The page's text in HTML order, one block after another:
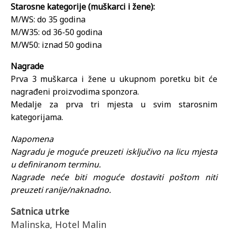
Starosne kategorije (muškarci i žene):
M/WS: do 35 godina
M/W35: od 36-50 godina
M/W50: iznad 50 godina
Nagrade
Prva 3 muškarca i žene u ukupnom poretku bit će
nagrađeni proizvodima sponzora.
Medalje za prva tri mjesta u svim starosnim
kategorijama.
Napomena
Nagradu je moguće preuzeti isključivo na licu mjesta
u definiranom terminu.
Nagrade neće biti moguće dostaviti poštom niti
preuzeti ranije/naknadno.
Satnica utrke
Malinska, Hotel Malin